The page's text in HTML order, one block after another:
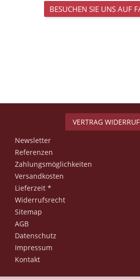
BESUCHEN SIE UNS AUF
VERTRAG
Newsletter
Referenzen
Zahlungsmöglichkeiten
Versandkosten
Lieferzeit *
Widerrufsrecht
Sitemap
AGB
Datenschutz
Impressum
Kontakt